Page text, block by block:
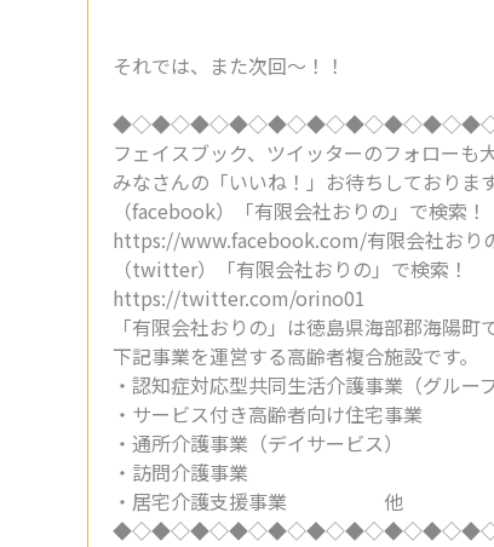
それでは、また次回～！！
フェイスブック、ツイッターのフォローも
みなさんの「いいね！」お待ちしておりま
（facebook）「有限会社おりの」で検索！
https://www.facebook.com/有限会社おり
（twitter）「有限会社おりの」で検索！
https://twitter.com/orino01
「有限会社おりの」は徳島県海部郡海陽町
下記事業を運営する高齢者複合施設です。
・認知症対応型共同生活介護事業（グルー
・サービス付き高齢者向け住宅事業
・通所介護事業（デイサービス）
・訪問介護事業
・居宅介護支援事業 他